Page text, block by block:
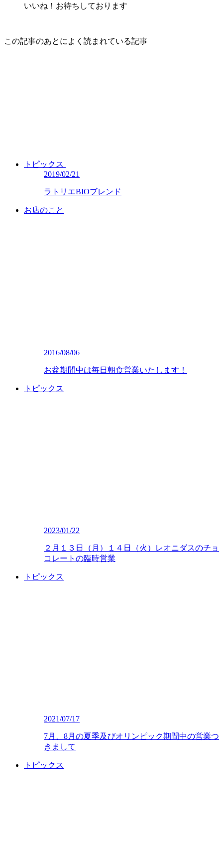
いいね！お待ちしております
この記事のあとによく読まれている記事
トピックス
2019/02/21
ラトリエBIOブレンド
お店のこと
2016/08/06
お盆期間中は毎日朝食営業いたします！
トピックス
2023/01/22
２月１３日（月）１４日（火）レオニダスのチョ
コレートの臨時営業
トピックス
2021/07/17
7月、8月の夏季及びオリンピック期間中の営業つ
きまして
トピックス